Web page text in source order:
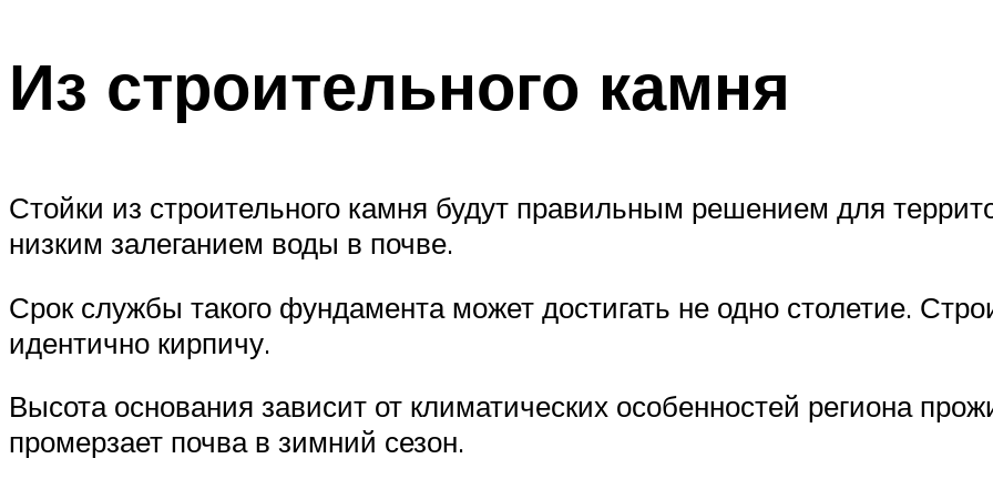
Из строительного камня
Стойки из строительного камня будут правильным решением для
низким залеганием воды в почве.
Срок службы такого фундамента может достигать не одно столетие.
идентично кирпичу.
Высота основания зависит от климатических особенностей региона
промерзает почва в зимний сезон.